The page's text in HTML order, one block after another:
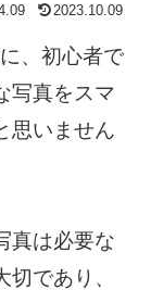
2023.10.09
、初心者で
写真をスマ
思いません
真は必要な
であり、